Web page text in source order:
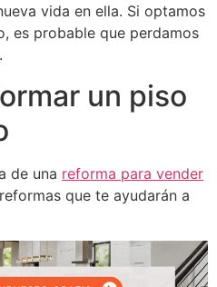
vida en ella. Si optamos
es probable que perdamos
un piso
de una reforma para vender
que te ayudarán a